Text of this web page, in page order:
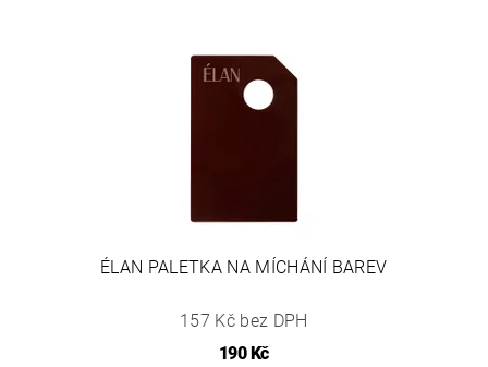
ÉLAN PALETKA NA MÍCHÁNÍ BAREV
157 Kč bez DPH
190 Kč